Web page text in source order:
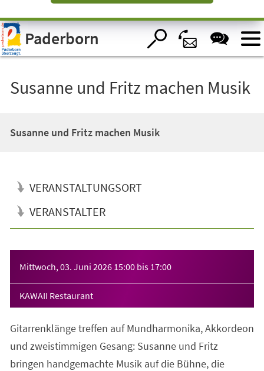
Visuelle
Assistenzsoftware
öffnen.Paderborn
Susanne und Fritz machen Musik
Susanne und Fritz machen Musik
VERANSTALTUNGSORT
VERANSTALTER
Mittwoch, 03. Juni 2026 15:00 bis 17:00
KAWAII Restaurant
Gitarrenklänge treffen auf Mundharmonika, Akkordeon
und zweistimmigen Gesang: Susanne und Fritz
bringen handgemachte Musik auf die Bühne, die